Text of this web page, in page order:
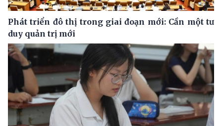
Phát triển đô thị trong giai đoạn mới: Cần một tư
duy quản trị mới